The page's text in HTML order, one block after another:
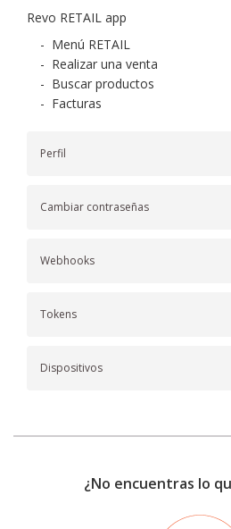
Revo RETAIL app
- Menú RETAIL
- Realizar una venta
- Buscar productos
- Facturas
Perfil
Cambiar contraseñas
Webhooks
Tokens
Dispositivos
¿No encuentras lo